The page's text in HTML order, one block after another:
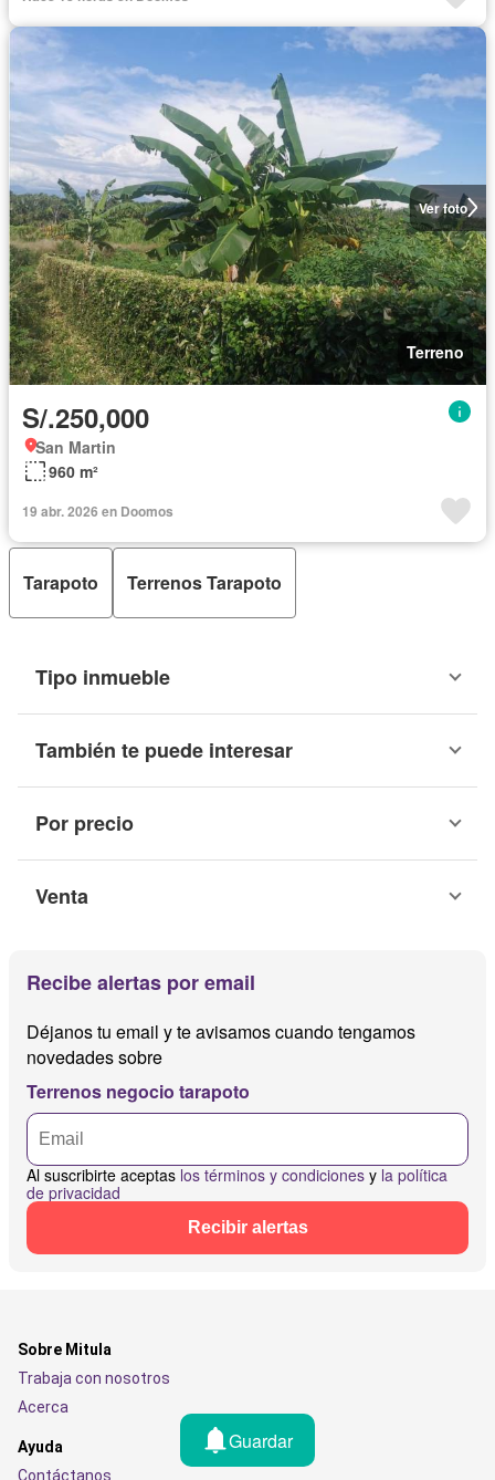
Ver foto
Terreno
S/.250,000
San Martin
960 m²
19 abr. 2026 en Doomos
Tarapoto Terrenos Tarapoto
Tipo inmueble
También te puede interesar
Por precio
Venta
Recibe alertas por email
Déjanos tu email y te avisamos cuando tengamos
novedades sobre
Terrenos negocio tarapoto
Al suscribirte aceptas los términos y condiciones y la política
de privacidad
Recibir alertas
Guardar
Sobre Mitula
Trabaja con nosotros
Acerca
Ayuda
Contáctanos